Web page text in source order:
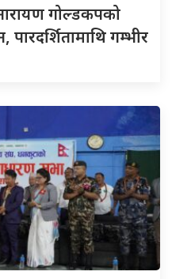
गोल्डकपको
गम्भीर